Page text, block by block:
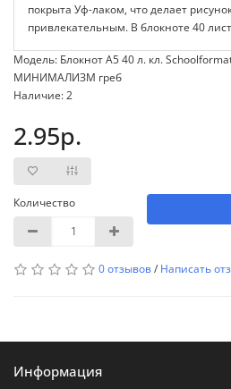
покрыта Уф-лаком, что делает
привлекательным. В блокноте 40
Модель: Блокнот А5 40 л. кл.
МИНИМАЛИЗМ греб
Наличие: 2
2.95р.
Количество
0 отзывов/ Написать
Информация